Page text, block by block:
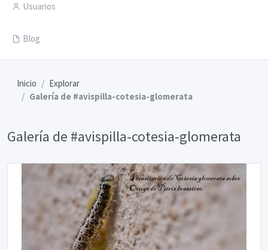
Usuarios
Blog
Inicio
Explorar
Galería de #avispilla-cotesia-glomerata
Galería de #avispilla-cotesia-glomerata